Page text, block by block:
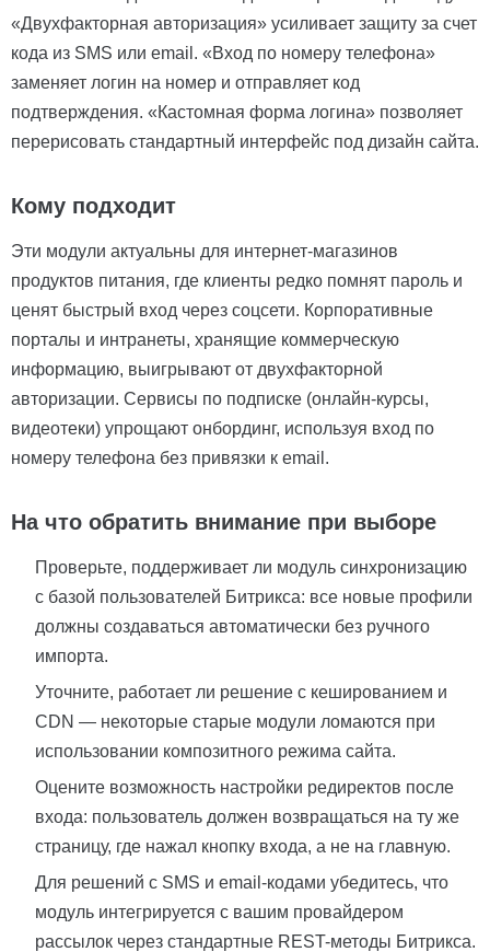
«Двухфакторная авторизация» усиливает защиту за счет
кода из SMS или email. «Вход по номеру телефона»
заменяет логин на номер и отправляет код
подтверждения. «Кастомная форма логина» позволяет
перерисовать стандартный интерфейс под дизайн сайта.
Кому подходит
Эти модули актуальны для интернет-магазинов
продуктов питания, где клиенты редко помнят пароль и
ценят быстрый вход через соцсети. Корпоративные
порталы и интранеты, хранящие коммерческую
информацию, выигрывают от двухфакторной
авторизации. Сервисы по подписке (онлайн-курсы,
видеотеки) упрощают онбординг, используя вход по
номеру телефона без привязки к email.
На что обратить внимание при выборе
Проверьте, поддерживает ли модуль синхронизацию
с базой пользователей Битрикса: все новые профили
должны создаваться автоматически без ручного
импорта.
Уточните, работает ли решение с кешированием и
CDN — некоторые старые модули ломаются при
использовании композитного режима сайта.
Оцените возможность настройки редиректов после
входа: пользователь должен возвращаться на ту же
страницу, где нажал кнопку входа, а не на главную.
Для решений с SMS и email-кодами убедитесь, что
модуль интегрируется с вашим провайдером
рассылок через стандартные REST-методы Битрикса.